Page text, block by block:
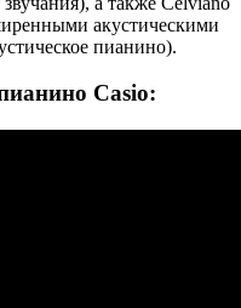
акустическими
пианино).
Casio: